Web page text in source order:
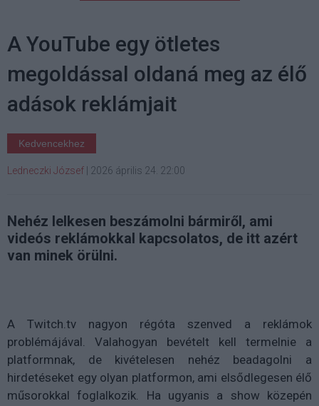
A YouTube egy ötletes
megoldással oldaná meg az élő
adások reklámjait
Kedvencekhez
Ledneczki József 2026 április 24. 22:00
Nehéz lelkesen beszámolni bármiről, ami
videós reklámokkal kapcsolatos, de itt azért
van minek örülni.
A Twitch.tv nagyon régóta szenved a reklámok
problémájával. Valahogyan bevételt kell termelnie a
platformnak, de kivételesen nehéz beadagolni a
hirdetéseket egy olyan platformon, ami elsődlegesen élő
műsorokkal foglalkozik. Ha ugyanis a show közepén